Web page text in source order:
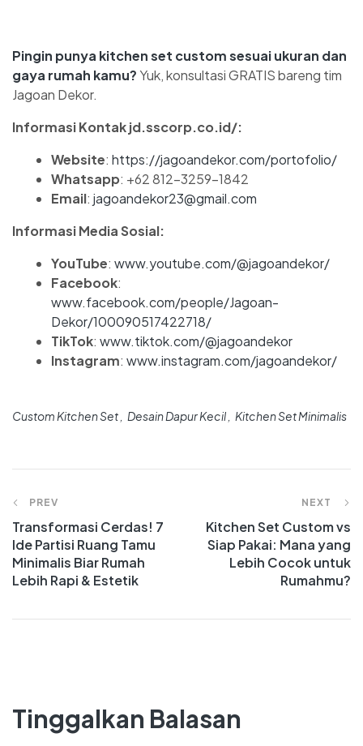
Pingin punya kitchen set custom sesuai ukuran dan
gaya rumah kamu?Yuk, konsultasi GRATIS bareng tim
Jagoan Dekor.
Informasi Kontak jd.sscorp.co.id/:
Website: https://jagoandekor.com/portofolio/
Whatsapp: +62 812-3259-1842
Email: jagoandekor23@gmail.com
Informasi Media Sosial:
YouTube: www.youtube.com/@jagoandekor/
Facebook:
www.facebook.com/people/Jagoan-
Dekor/100090517422718/
TikTok: www.tiktok.com/@jagoandekor
Instagram: www.instagram.com/jagoandekor/
Custom Kitchen Set Desain Dapur Kecil Kitchen Set Minimalis
PREV
Transformasi Cerdas! 7
Ide Partisi Ruang Tamu
Minimalis Biar Rumah
Lebih Rapi & Estetik
NEXT
Kitchen Set Custom vs
Siap Pakai: Mana yang
Lebih Cocok untuk
Rumahmu?
Tinggalkan Balasan